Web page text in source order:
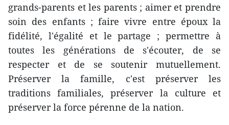
grands-parents et les parents ; aimer et prendre
soin des enfants ; faire vivre entre époux la
fidélité, l'égalité et le partage ; permettre à
toutes les générations de s'écouter, de se
respecter et de se soutenir mutuellement.
Préserver la famille, c'est préserver les
traditions familiales, préserver la culture et
préserver la force pérenne de la nation.